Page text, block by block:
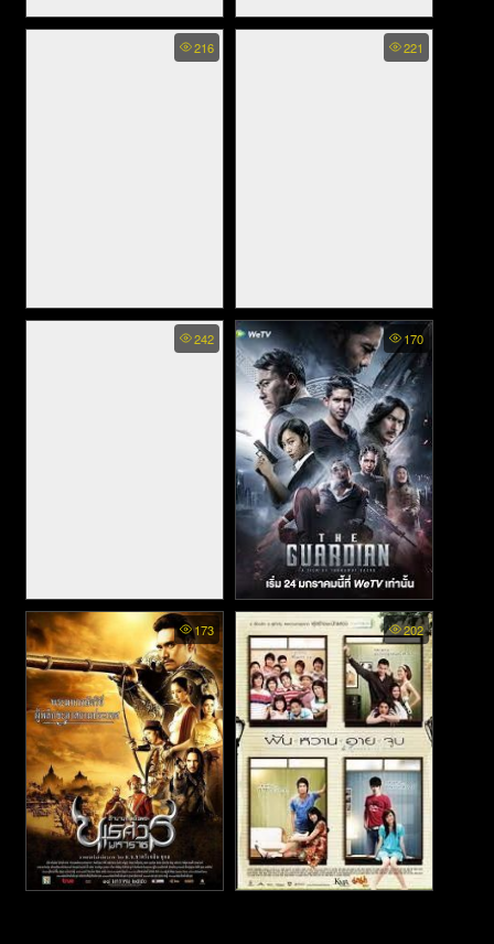
Miss Danger - ยอดจารชน
Endangered Species (2021)
216
Most Dangerous Game - เกม
ล่าโคตรอันตราย (2020)
221
Dangal - ปล้ำฝันสนั่นโลก
(2016)
242
Dangerous Waters (2023)
170
The Guardian - ตํารวจ ดิบ
เดือด (2023)
173 202